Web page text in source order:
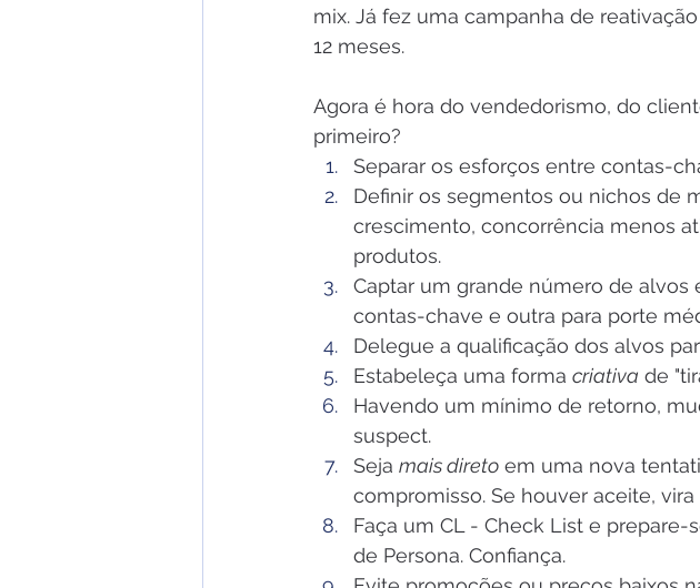
mix. Já fez uma campanha de
12 meses.
Agora é hora do vendedorismo, do
primeiro?
Separar os esforços entre contas-
Definir os segmentos ou nichos de
crescimento, concorrência menos
produtos.
Captar um grande número de alvos
contas-chave e outra para porte
Delegue a qualificação dos alvos
Estabeleça uma forma criativa de
Havendo um mínimo de retorno,
suspect.
Seja mais direto em uma nova
compromisso. Se houver aceite,
Faça um CL - Check List e
de Persona. Confiança.